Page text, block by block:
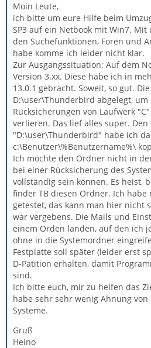
Moin Leute,
ich bitte um eure Hilfe beim
SP3 auf ein Netbook mit Win7.
den Suchefunktionen, Foren und
habe komme ich leider nicht klar.
Zur Ausgangssituation: Auf dem
Version 3.xx. Diese habe ich in
13.0.1 gebracht. Soweit, so gut.
D:\user\Thunderbird abgelegt,
Rücksicherungen von Laufwerk
verlieren. Das lief alles super.
"D:\user\Thunderbird" habe ich
c:\Benutzer\%Benutzername%\
Ich möchte den Ordner nicht in
bei einer Rücksicherung des
vollständig sein können. Es heist,
finder TB diesen Ordner. Ich habe
getestet, das kann man hier nicht
war vergebens. Die Mails und
einem Orden landen, auf den ich
ohne in die Systemordner
Festplatte soll später (leider erst
D-Patition erhalten, damit
sind.
Ich bitte euch, mir zu helfen das
habe sehr sehr wenig Ahnung von
Systeme.
Gruß
Heino